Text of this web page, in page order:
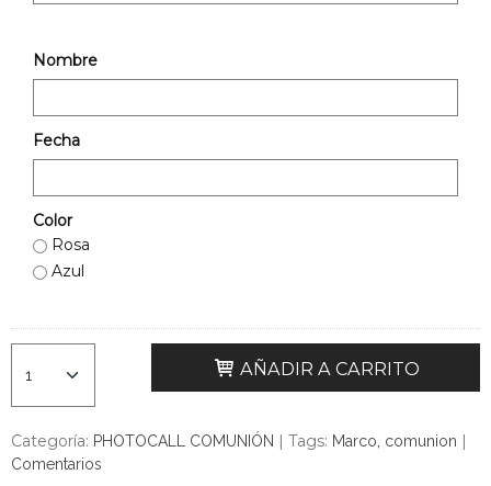
Nombre
Fecha
Color
Rosa
Azul
AÑADIR A CARRITO
Categoría: PHOTOCALL COMUNIÓN Tags: Marco comunion
Comentarios